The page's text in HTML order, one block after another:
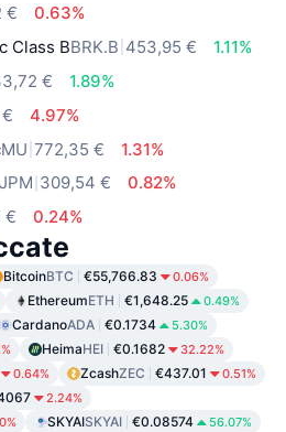
€
0.63%
Class BBRK.B 453,95 €
1.11%
€
1.89%
4.97%
MU 772,35 €
1.31%
JPM 309,54 €
0.82%
€ 0.24%
BitcoinBTC €55,766.83 0.06%
EthereumETH €1,648.25 0.49%
CardanoADA €0.1734 5.30%
HeimaHEI €0.1682 32.22%
0.64% ZcashZEC €437.01 0.51%
2.24%
SKYAISKYAI €0.08574 56.07%